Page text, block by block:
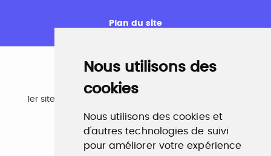
Nous utilisons des
cookies
Nous utilisons des cookies et
d'autres technologies de suivi
pour améliorer votre expérience
Plan du site
Emploi
1er site emploi du secteur culturel 784.000 visites et
www.profilculture.com